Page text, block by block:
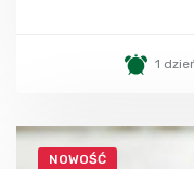
1
NOWOŚĆ